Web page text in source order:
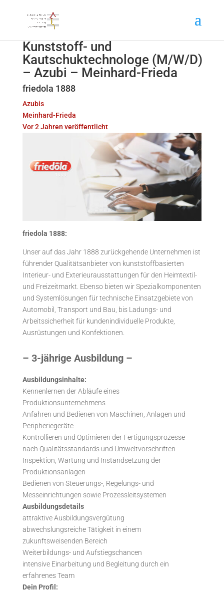
Kunststoff- und
Kautschuktechnologe (M/W/D)
– Azubi – Meinhard-Frieda
friedola 1888
Azubis
Meinhard-Frieda
Vor 2 Jahren veröffentlicht
friedola 1888:
Unser auf das Jahr 1888 zurückgehende Unternehmen ist
führender Qualitätsanbieter von kunststoffbasierten
Interieur- und Exterieurausstattungen für den Heimtextil-
und Freizeitmarkt. Ebenso bieten wir Spezialkomponenten
und Systemlösungen für technische Einsatzgebiete von
Automobil, Transport und Bau, bis Ladungs- und
Arbeitssicherheit für kundenindividuelle Produkte,
Ausrüstungen und Konfektionen.
– 3-jährige Ausbildung –
Ausbildungsinhalte:
Kennenlernen der Abläufe eines
Produktionsunternehmens
Anfahren und Bedienen von Maschinen, Anlagen und
Peripheriegeräte
Kontrollieren und Optimieren der Fertigungsprozesse
nach Qualitätsstandards und Umweltvorschriften
Inspektion, Wartung und Instandsetzung der
Produktionsanlagen
Bedienen von Steuerungs-, Regelungs- und
Messeinrichtungen sowie Prozessleitsystemen
Ausbildungsdetails
attraktive Ausbildungsvergütung
abwechslungsreiche Tätigkeit in einem
zukunftsweisenden Bereich
Weiterbildungs- und Aufstiegschancen
intensive Einarbeitung und Begleitung durch ein
erfahrenes Team
Dein Profil: